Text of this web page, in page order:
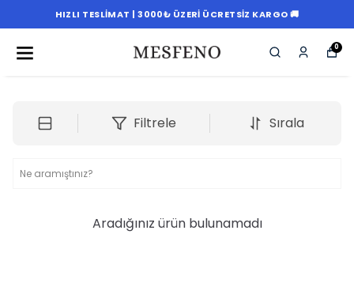
HIZLI TESLIMAT | 3000₺ ÜZERI ÜCRETSIZ KARGO 🚚
0
Filtrele Sırala
Aradığınız ürün bulunamadı